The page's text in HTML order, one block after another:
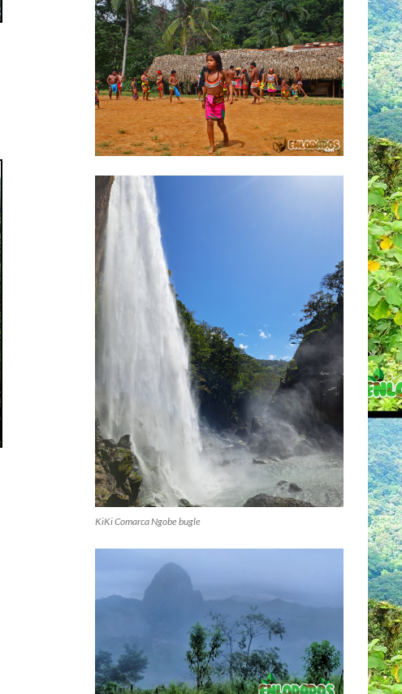
KiKi Comarca Ngobe bugle